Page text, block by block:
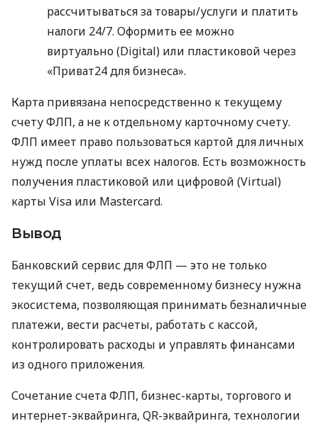
рассчитываться за товары/услуги и платить
налоги 24/7. Оформить ее можно
виртуально (Digital) или пластиковой через
«Приват24 для бизнеса».
Карта привязана непосредственно к текущему
счету ФЛП, а не к отдельному карточному счету.
ФЛП имеет право пользоваться картой для личных
нужд после уплаты всех налогов. Есть возможность
получения пластиковой или цифровой (Virtual)
карты Visa или Mastercard.
Вывод
Банковский сервис для ФЛП — это не только
текущий счет, ведь современному бизнесу нужна
экосистема, позволяющая принимать безналичные
платежи, вести расчеты, работать с кассой,
контролировать расходы и управлять финансами
из одного приложения.
Сочетание счета ФЛП, бизнес-карты, торгового и
интернет-эквайринга, QR-эквайринга, технологии